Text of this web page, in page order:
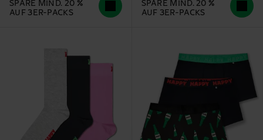
SPARE MIND. 20 %
AUF 3ER-PACKS
SPARE MIND. 20 %
AUF 3ER-PACKS